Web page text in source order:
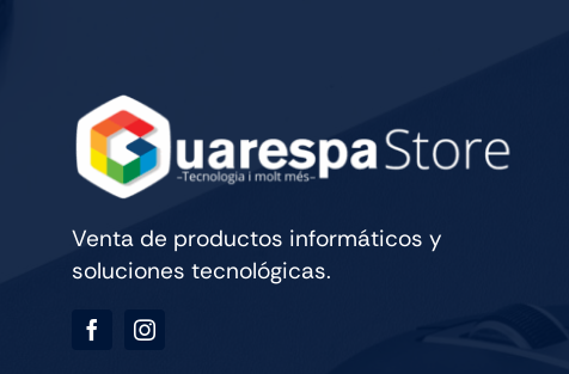
Venta de productos informáticos y
soluciones tecnológicas.